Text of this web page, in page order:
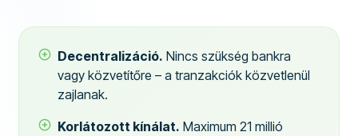
Decentralizáció. Nincs szükség bankra
vagy közvetítőre – a tranzakciók közvetlenül
zajlanak.
Korlátozott kínálat. Maximum 21 millió